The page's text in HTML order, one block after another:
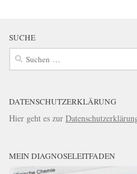
SUCHE
Suchen
nach:
DATENSCHUTZERKLÄRUNG
Hier geht es zur
MEIN DIAGNOSELEITFADEN